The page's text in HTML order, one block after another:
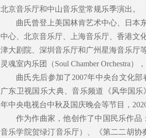
北京音乐厅和中山音乐堂常规乐季演出。
曲氏曾登上美国林肯艺术中心、日本
中心、北京音乐厅、上海音乐厅、香港文
津大剧院、深圳音乐厅和广州星海音乐厅
灵魂室内乐团（Soul Chamber Orchestra）
曲氏先后参加了2007年中央台文化
广东卫视国乐大典、音乐频道《风华国
年中央电视台中秋及国庆晚会等节目，
作为作曲家，他创作了中国民乐作品
音乐学院贺绿汀音乐厅）、《第二二胡协